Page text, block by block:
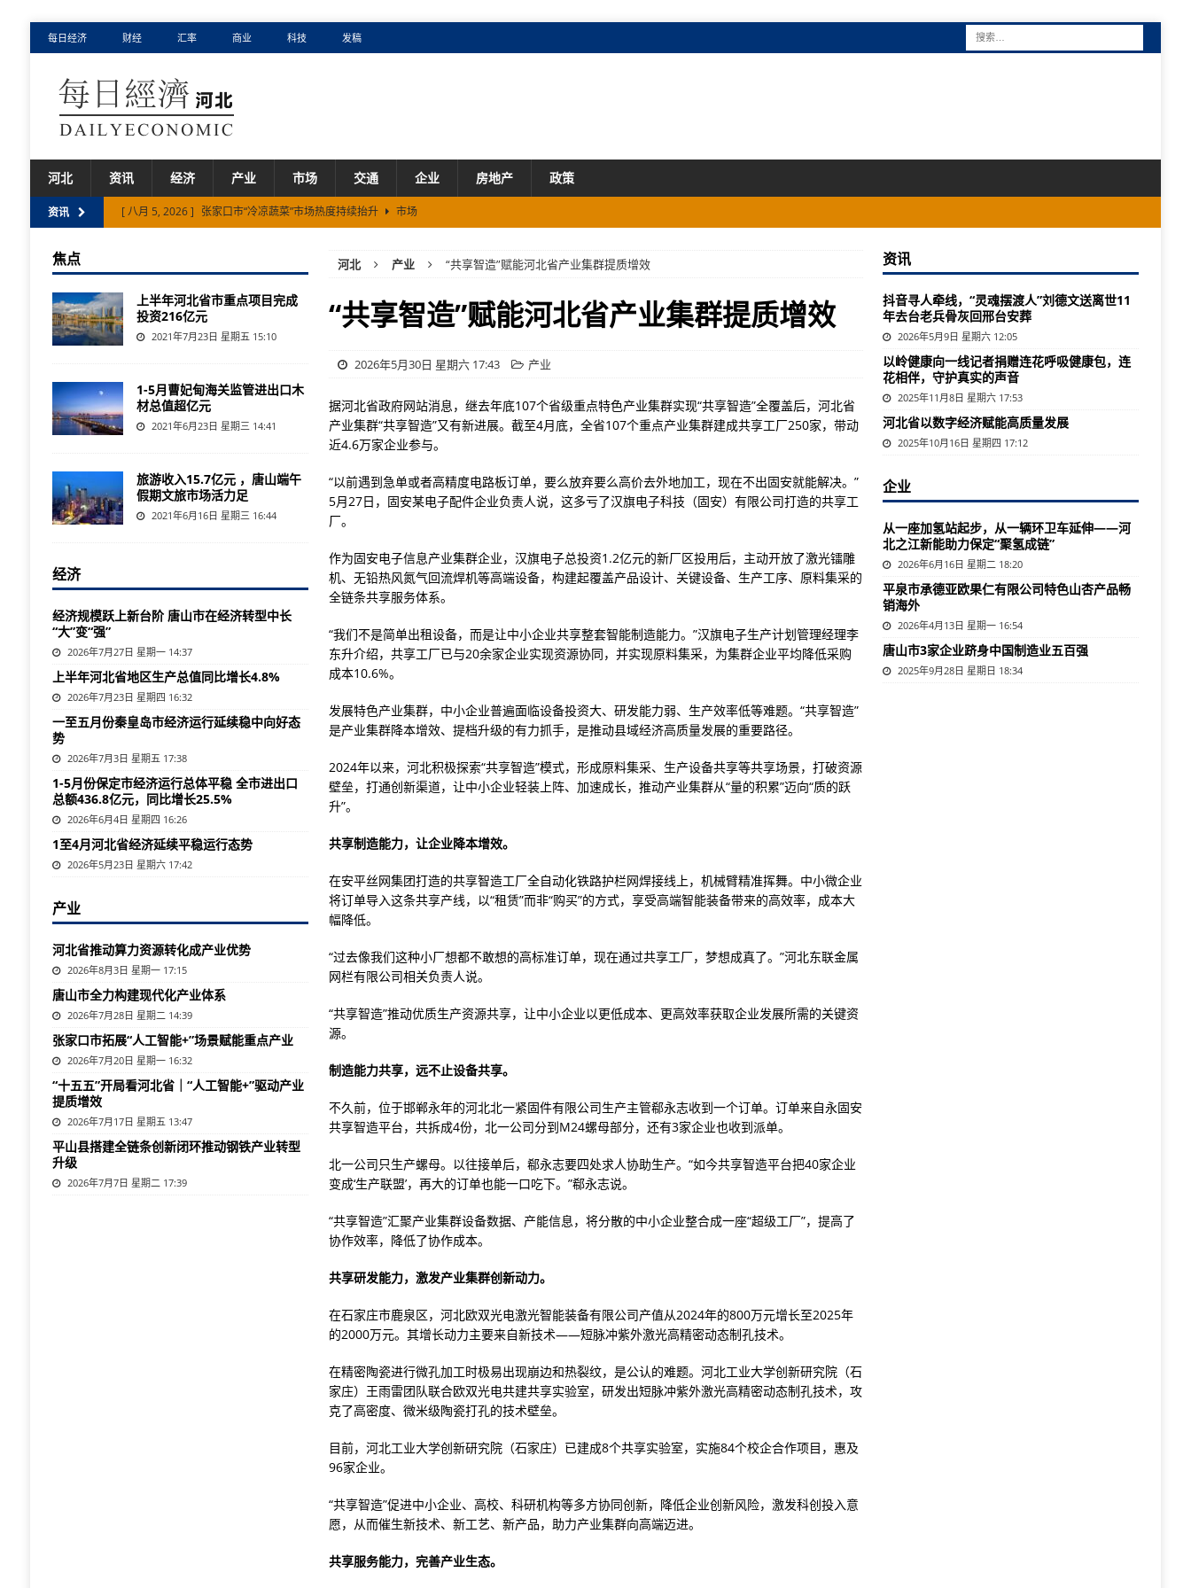
每日经济 财经 汇率 商业 科技 发稿
河北 资讯 经济 产业 市场 交通 企业 房地产 政策
资讯 [ 八月 5, 2026 ] 张家口市“冷凉蔬菜”市场热度持续抬升
市场
[ 八月 3, 2026 ] 河北省推动算力资源转化成产业优势
产业
[ 七月 31, 2026 ] 唐山市从地震废墟到“万亿之城”
市场
[ 八月 6, 2026 ] 承德钒钛60吨航空片钒发往海外高端客户 市场
河北 产业 “共享智造”赋能河北省产业集群提质增效
“共享智造”赋能河北省产业集群提质增效
2026年5月30日 星期六 17:43 产业
据河北省政府网站消息，继去年底107个省级重点特色产业集群实现“共享智造”全覆盖后，河北省
产业集群“共享智造”又有新进展。截至4月底，全省107个重点产业集群建成共享工厂250家，带动
近4.6万家企业参与。
“以前遇到急单或者高精度电路板订单，要么放弃要么高价去外地加工，现在不出固安就能解决。”
5月27日，固安某电子配件企业负责人说，这多亏了汉旗电子科技（固安）有限公司打造的共享工
厂。
作为固安电子信息产业集群企业，汉旗电子总投资1.2亿元的新厂区投用后，主动开放了激光镭雕
机、无铅热风氮气回流焊机等高端设备，构建起覆盖产品设计、关键设备、生产工序、原料集采的
全链条共享服务体系。
“我们不是简单出租设备，而是让中小企业共享整套智能制造能力。”汉旗电子生产计划管理经理李
东升介绍，共享工厂已与20余家企业实现资源协同，并实现原料集采，为集群企业平均降低采购
成本10.6%。
发展特色产业集群，中小企业普遍面临设备投资大、研发能力弱、生产效率低等难题。“共享智造”
是产业集群降本增效、提档升级的有力抓手，是推动县域经济高质量发展的重要路径。
2024年以来，河北积极探索“共享智造”模式，形成原料集采、生产设备共享等共享场景，打破资源
壁垒，打通创新渠道，让中小企业轻装上阵、加速成长，推动产业集群从“量的积累”迈向“质的跃
升”。
共享制造能力，让企业降本增效。
在安平丝网集团打造的共享智造工厂全自动化铁路护栏网焊接线上，机械臂精准挥舞。中小微企业
将订单导入这条共享产线，以“租赁”而非“购买”的方式，享受高端智能装备带来的高效率，成本大
幅降低。
“过去像我们这种小厂想都不敢想的高标准订单，现在通过共享工厂，梦想成真了。”河北东联金属
网栏有限公司相关负责人说。
“共享智造”推动优质生产资源共享，让中小企业以更低成本、更高效率获取企业发展所需的关键资
源。
制造能力共享，远不止设备共享。
不久前，位于邯郸永年的河北北一紧固件有限公司生产主管郗永志收到一个订单。订单来自永固安
共享智造平台，共拆成4份，北一公司分到M24螺母部分，还有3家企业也收到派单。
北一公司只生产螺母。以往接单后，郗永志要四处求人协助生产。“如今共享智造平台把40家企业
变成‘生产联盟’，再大的订单也能一口吃下。”郗永志说。
“共享智造”汇聚产业集群设备数据、产能信息，将分散的中小企业整合成一座“超级工厂”，提高了
协作效率，降低了协作成本。
共享研发能力，激发产业集群创新动力。
在石家庄市鹿泉区，河北欧双光电激光智能装备有限公司产值从2024年的800万元增长至2025年
的2000万元。其增长动力主要来自新技术——短脉冲紫外激光高精密动态制孔技术。
在精密陶瓷进行微孔加工时极易出现崩边和热裂纹，是公认的难题。河北工业大学创新研究院（石
家庄）王雨雷团队联合欧双光电共建共享实验室，研发出短脉冲紫外激光高精密动态制孔技术，攻
克了高密度、微米级陶瓷打孔的技术壁垒。
目前，河北工业大学创新研究院（石家庄）已建成8个共享实验室，实施84个校企合作项目，惠及
96家企业。
“共享智造”促进中小企业、高校、科研机构等多方协同创新，降低企业创新风险，激发科创投入意
愿，从而催生新技术、新工艺、新产品，助力产业集群向高端迈进。
共享服务能力，完善产业生态。
焦点
上半年河北省市重点项目完成
投资216亿元
2021年7月23日 星期五 15:10
1-5月曹妃甸海关监管进出口木
材总值超亿元
2021年6月23日 星期三 14:41
旅游收入15.7亿元 ，唐山端午
假期文旅市场活力足
2021年6月16日 星期三 16:44
经济
经济规模跃上新台阶 唐山市在经济转型中长
“大”变“强”
2026年7月27日 星期一 14:37
上半年河北省地区生产总值同比增长4.8%
2026年7月23日 星期四 16:32
一至五月份秦皇岛市经济运行延续稳中向好态
势
2026年7月3日 星期五 17:38
1-5月份保定市经济运行总体平稳 全市进出口
总额436.8亿元，同比增长25.5%
2026年6月4日 星期四 16:26
1至4月河北省经济延续平稳运行态势
2026年5月23日 星期六 17:42
产业
河北省推动算力资源转化成产业优势
2026年8月3日 星期一 17:15
唐山市全力构建现代化产业体系
2026年7月28日 星期二 14:39
张家口市拓展“人工智能+”场景赋能重点产业
2026年7月20日 星期一 16:32
“十五五”开局看河北省｜“人工智能+”驱动产业
提质增效
2026年7月17日 星期五 13:47
平山县搭建全链条创新闭环推动钢铁产业转型
升级
2026年7月7日 星期二 17:39
资讯
抖音寻人牵线，“灵魂摆渡人”刘德文送离世11
年去台老兵骨灰回邢台安葬
2026年5月9日 星期六 12:05
以岭健康向一线记者捐赠连花呼吸健康包，连
花相伴，守护真实的声音
2025年11月8日 星期六 17:53
河北省以数字经济赋能高质量发展
2025年10月16日 星期四 17:12
企业
从一座加氢站起步，从一辆环卫车延伸——河
北之江新能助力保定“聚氢成链”
2026年6月16日 星期二 18:20
平泉市承德亚欧果仁有限公司特色山杏产品畅
销海外
2026年4月13日 星期一 16:54
唐山市3家企业跻身中国制造业五百强
2025年9月28日 星期日 18:34